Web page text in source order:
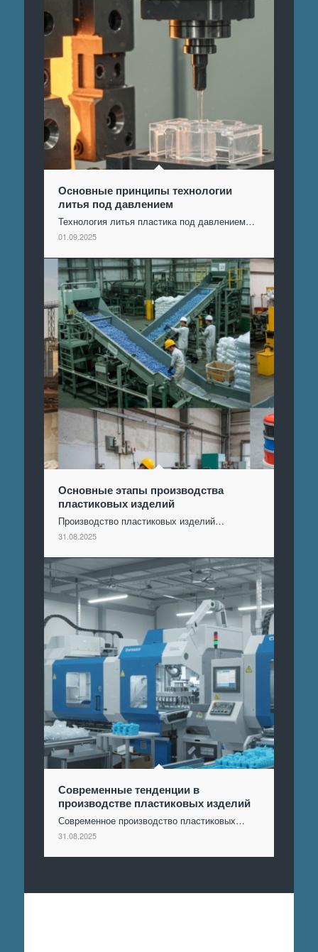
Основные принципы технологии
литья под давлением
Технология литья пластика под давлением…
01.09.2025
Основные этапы производства
пластиковых изделий
Производство пластиковых изделий…
31.08.2025
Современные тенденции в
производстве пластиковых изделий
Современное производство пластиковых…
31.08.2025